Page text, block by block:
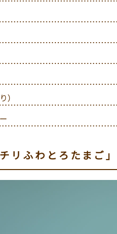
）
チリふわとろたまご